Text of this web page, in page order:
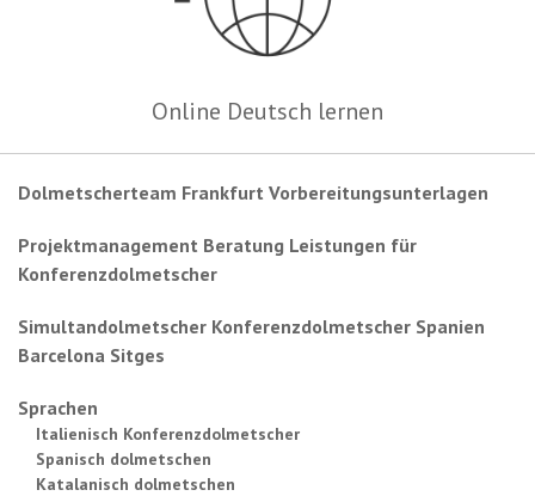
Online Deutsch lernen
Dolmetscherteam Frankfurt Vorbereitungsunterlagen
Projektmanagement Beratung Leistungen für
Konferenzdolmetscher
Simultandolmetscher Konferenzdolmetscher Spanien
Barcelona Sitges
Sprachen
Italienisch Konferenzdolmetscher
Spanisch dolmetschen
Katalanisch dolmetschen